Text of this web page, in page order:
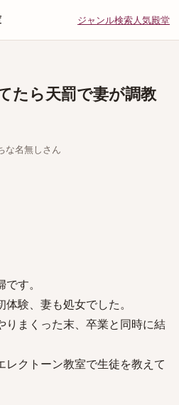
ジャンル検索人気殿堂
たら天罰で妻が調教
名無しさん
す。
験、妻も処女でした。
りまくった末、卒業と同時に結
クトーン教室で生徒を教えて